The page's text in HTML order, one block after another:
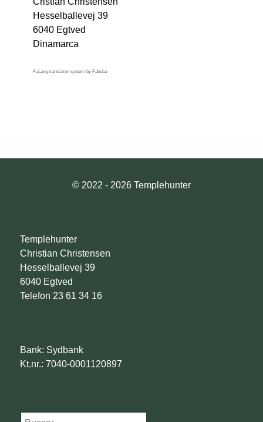
Hesselballevej 39
6040 Egtved
Dinamarca
FaLang translation system by Faboba
© 2022 - 2026 Templehunter
Templehunter
Christian Christensen
Hesselballevej 39
6040 Egtved
Telefon 23 61 34 16
Bank: Sydbank
Kt.nr.: 7040-0001120897
Søg